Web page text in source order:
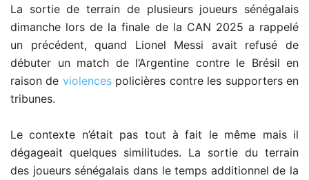
La sortie de terrain de plusieurs joueurs sénégalais
dimanche lors de la finale de la CAN 2025 a rappelé
un précédent, quand Lionel Messi avait refusé de
débuter un match de l’Argentine contre le Brésil en
raison de violencespolicières contre les supporters en
tribunes.
Le contexte n’était pas tout à fait le même mais il
dégageait quelques similitudes. La sortie du terrain
des joueurs sénégalais dans le temps additionnel de la